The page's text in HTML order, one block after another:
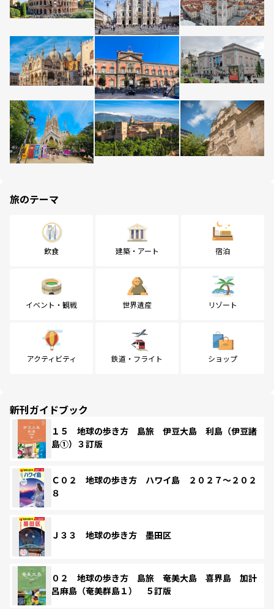
旅のテーマ
飲食 建築・アート 宿泊
イベント・観戦 世界遺産 リゾート
アクティビティ 鉄道・フライト ショップ
新刊ガイドブック
１５ 地球の歩き方 島旅 伊豆大島 利島（伊豆諸
島①）３訂版
Ｃ０２ 地球の歩き方 ハワイ島 ２０２７～２０２
８
Ｊ３３ 地球の歩き方 墨田区
０２ 地球の歩き方 島旅 奄美大島 喜界島 加計
呂麻島（奄美群島１） ５訂版